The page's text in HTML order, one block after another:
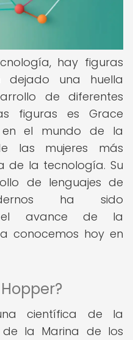
hay figuras
dejado una huella
de diferentes
figuras es Grace
en el mundo de la
las mujeres más
de la tecnología. Su
de lenguajes de
ha sido
el avance de la
conocemos hoy en
científica de la
la Marina de los